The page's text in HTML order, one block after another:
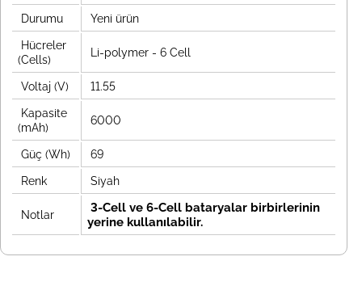
Durumu Yeni ürün
Hücreler
(Cells)
Li-polymer - 6 Cell
Voltaj (V) 11.55
Kapasite
(mAh)
6000
Güç (Wh) 69
Renk Siyah
Notlar
3-Cell ve 6-Cell bataryalar birbirlerinin
yerine kullanılabilir.